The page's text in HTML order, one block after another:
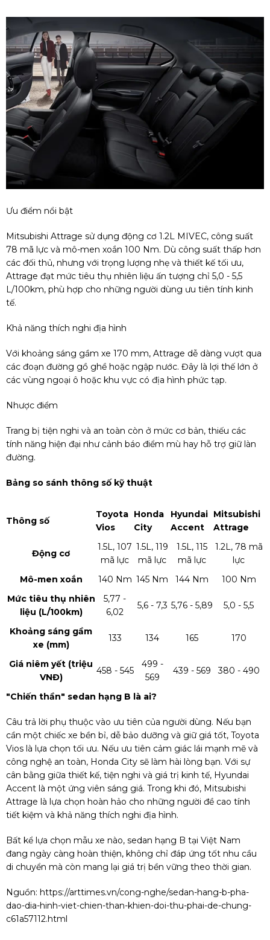
Ưu điểm nổi bật
Mitsubishi Attrage sử dụng động cơ 1.2L MIVEC, công suất
78 mã lực và mô-men xoắn 100 Nm. Dù công suất thấp hơn
các đối thủ, nhưng với trọng lượng nhẹ và thiết kế tối ưu,
Attrage đạt mức tiêu thụ nhiên liệu ấn tượng chỉ 5,0 - 5,5
L/100km, phù hợp cho những người dùng ưu tiên tính kinh
tế.
Khả năng thích nghi địa hình
Với khoảng sáng gầm xe 170 mm, Attrage dễ dàng vượt qua
các đoạn đường gồ ghề hoặc ngập nước. Đây là lợi thế lớn ở
các vùng ngoại ô hoặc khu vực có địa hình phức tạp.
Nhược điểm
Trang bị tiện nghi và an toàn còn ở mức cơ bản, thiếu các
tính năng hiện đại như cảnh báo điểm mù hay hỗ trợ giữ làn
đường.
Bảng so sánh thông số kỹ thuật
Thông số
Toyota
Vios
Honda
City
Hyundai
Accent
Mitsubishi
Attrage
Động cơ
1.5L, 107
mã lực
1.5L, 119
mã lực
1.5L, 115
mã lực
1.2L, 78 mã
lực
Mô-men xoắn
140 Nm 145 Nm 144 Nm
100 Nm
Mức tiêu thụ nhiên
liệu (L/100km)
5,77 -
6,02
5,6 - 7,3 5,76 - 5,89 5,0 - 5,5
Khoảng sáng gầm
xe (mm)
133 134 165 170
Giá niêm yết (triệu
VNĐ)
458 - 545
499 -
569
439 - 569 380 - 490
"Chiến thần" sedan hạng B là ai?
Câu trả lời phụ thuộc vào ưu tiên của người dùng. Nếu bạn
cần một chiếc xe bền bỉ, dễ bảo dưỡng và giữ giá tốt, Toyota
Vios là lựa chọn tối ưu. Nếu ưu tiên cảm giác lái mạnh mẽ và
công nghệ an toàn, Honda City sẽ làm hài lòng bạn. Với sự
cân bằng giữa thiết kế, tiện nghi và giá trị kinh tế, Hyundai
Accent là một ứng viên sáng giá. Trong khi đó, Mitsubishi
Attrage là lựa chọn hoàn hảo cho những người đề cao tính
tiết kiệm và khả năng thích nghi địa hình.
Bất kể lựa chọn mẫu xe nào, sedan hạng B tại Việt Nam
đang ngày càng hoàn thiện, không chỉ đáp ứng tốt nhu cầu
di chuyển mà còn mang lại giá trị bền vững theo thời gian.
Nguồn: https://arttimes.vn/cong-nghe/sedan-hang-b-pha-
dao-dia-hinh-viet-chien-than-khien-doi-thu-phai-de-chung-
c61a57112.html